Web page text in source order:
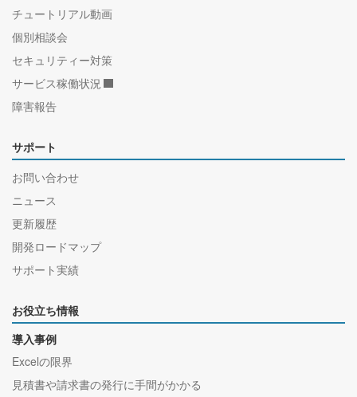
チュートリアル動画
個別相談会
セキュリティー対策
サービス稼働状況
障害報告
サポート
お問い合わせ
ニュース
更新履歴
開発ロードマップ
サポート実績
お役立ち情報
導入事例
Excelの限界
見積書や請求書の発行に手間がかかる